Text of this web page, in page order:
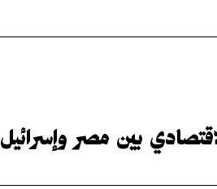
بين مصر وإسرائيل